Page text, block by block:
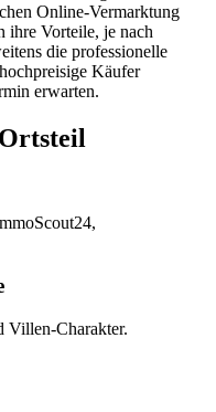
Online-Vermarktung
ihre Vorteile, je nach
die professionelle
Käufer
erwarten.
Villen-Charakter.